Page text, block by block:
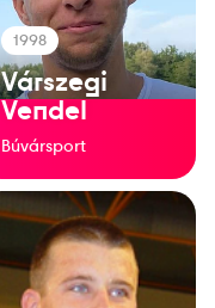
1998
Várszegi
Vendel
Búvársport